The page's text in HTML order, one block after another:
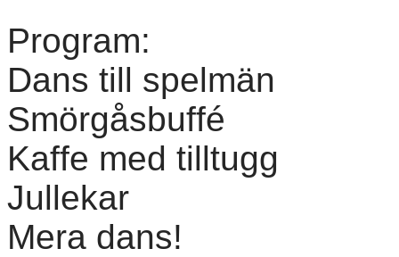
Program:
Dans till spelmän
Smörgåsbuffé
Kaffe med tilltugg
Jullekar
Mera dans!